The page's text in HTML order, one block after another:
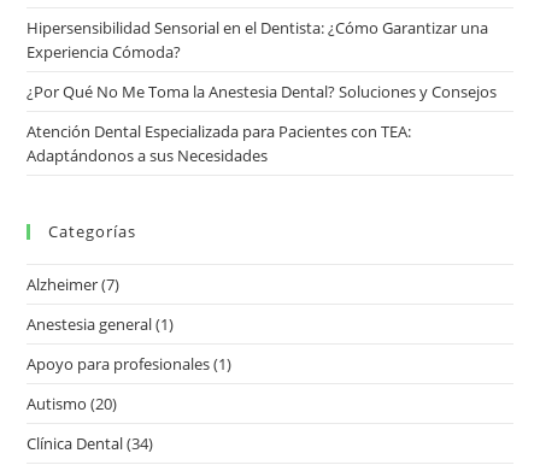
Hipersensibilidad Sensorial en el Dentista: ¿Cómo Garantizar una
Experiencia Cómoda?
¿Por Qué No Me Toma la Anestesia Dental? Soluciones y Consejos
Atención Dental Especializada para Pacientes con TEA:
Adaptándonos a sus Necesidades
Categorías
Alzheimer(7)
Anestesia general(1)
Apoyo para profesionales(1)
Autismo (20)
Clínica Dental(34)